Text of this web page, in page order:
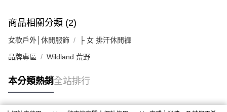
商品相關分類 (2)
女款戶外│休閒服飾 ├ 女 排汗休閒褲
品牌專區 Wildland 荒野
本分類熱銷全站排行